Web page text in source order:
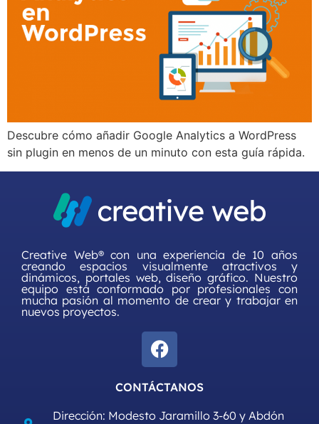
Descubre cómo añadir Google Analytics a WordPress
sin plugin en menos de un minuto con esta guía rápida.
Creative Web® con una experiencia de 10 años
creando espacios visualmente atractivos y
dinámicos, portales web, diseño gráfico. Nuestro
equipo está conformado por profesionales con
mucha pasión al momento de crear y trabajar en
nuevos proyectos.
CONTÁCTANOS
Dirección: Modesto Jaramillo 3-60 y Abdón